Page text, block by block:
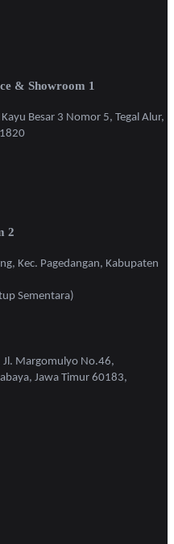
& Showroom 1
Besar 3 Nomor 5, Tegal Alur,
2
Kec. Pagedangan, Kabupaten
Sementara)
Jl. Margomulyo No.46,
Jawa Timur 60183,